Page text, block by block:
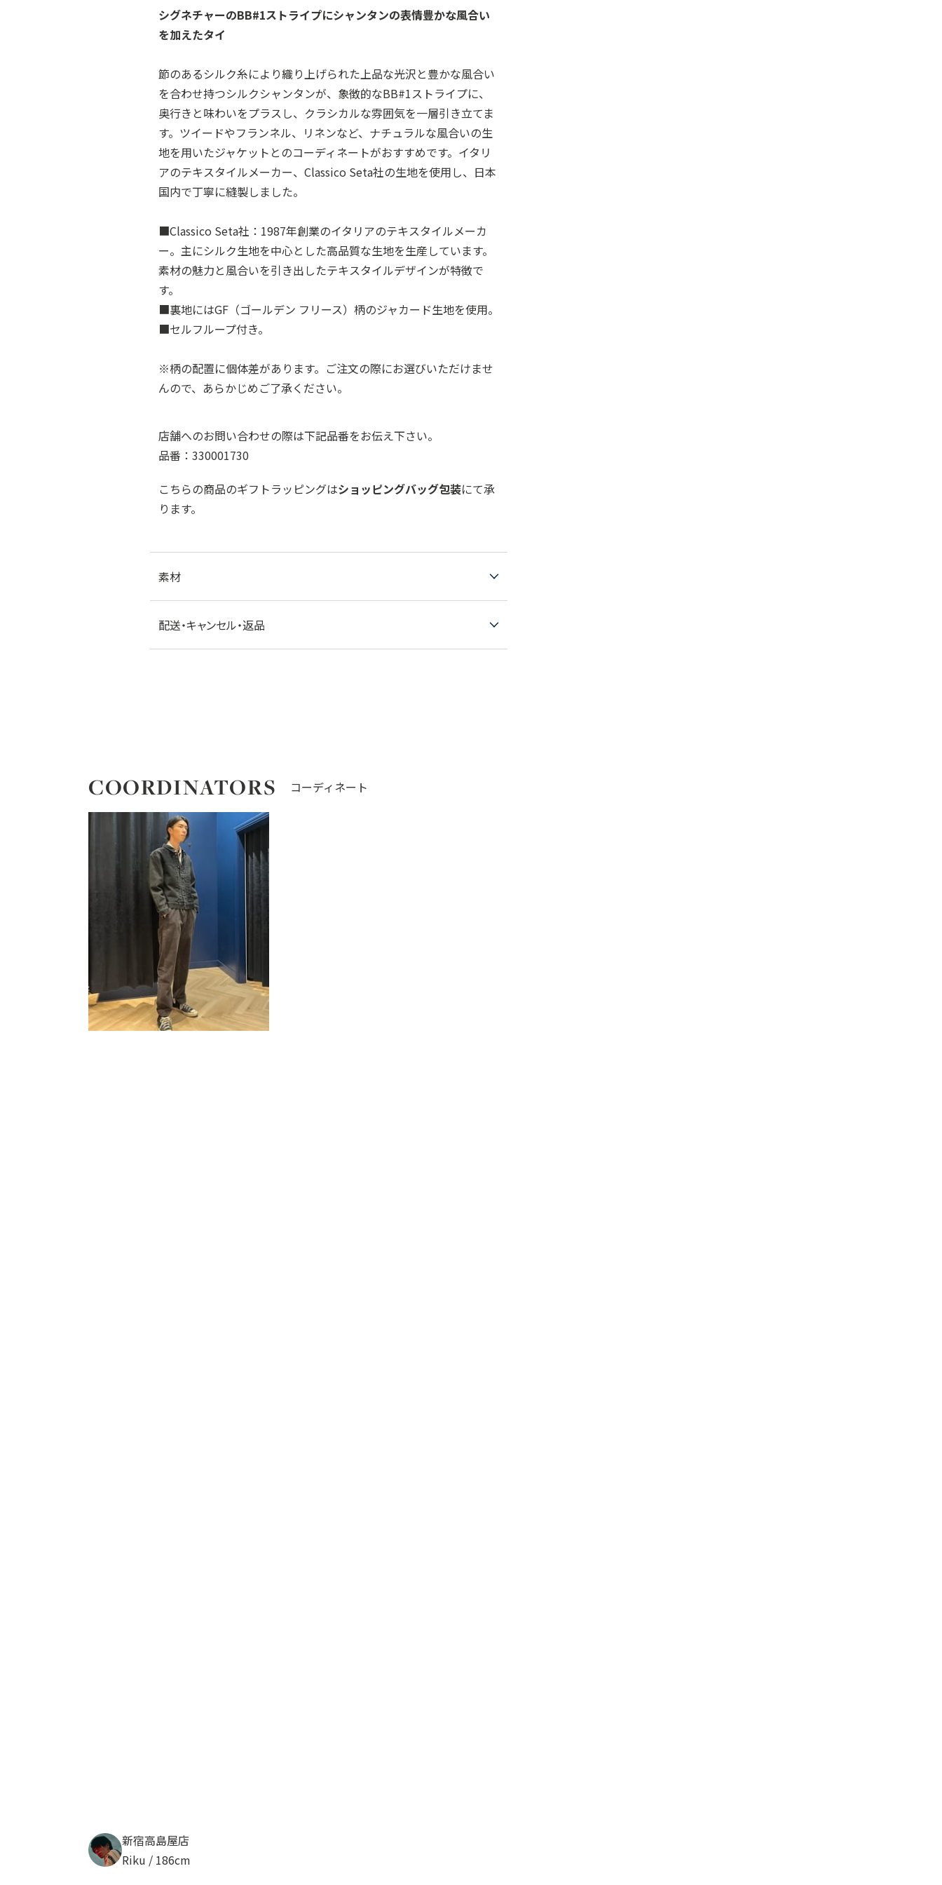
シグネチャーのBB#1ストライプにシャンタンの表情豊かな風合い
を加えたタイ
節のあるシルク糸により織り上げられた上品な光沢と豊かな風合い
を合わせ持つシルクシャンタンが、象徴的なBB#1ストライプに、
奥行きと味わいをプラスし、クラシカルな雰囲気を一層引き立てま
す。ツイードやフランネル、リネンなど、ナチュラルな風合いの生
地を用いたジャケットとのコーディネートがおすすめです。イタリ
アのテキスタイルメーカー、Classico Seta社の生地を使用し、日本
国内で丁寧に縫製しました。
■Classico Seta社：1987年創業のイタリアのテキスタイルメーカ
ー。主にシルク生地を中心とした高品質な生地を生産しています。
素材の魅力と風合いを引き出したテキスタイルデザインが特徴で
す。
■裏地にはGF（ゴールデン フリース）柄のジャカード生地を使用。
■セルフループ付き。
※柄の配置に個体差があります。ご注文の際にお選びいただけませ
んので、あらかじめご了承ください。
店舗へのお問い合わせの際は下記品番をお伝え下さい。
品番：330001730
こちらの商品のギフトラッピングはショッピングバッグ包装にて承
ります。
素材
配送・キャンセル・返品
COORDINATORS コーディネート
新宿高島屋店
Riku / 186cm